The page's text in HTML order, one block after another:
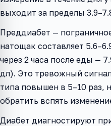
выходит за пределы
Преддиабет —
натощак составляет
через 2 часа после еды —
дл). Это тревожный
типа повышен в 5–10
обратить вспять
Диабет диагностируют